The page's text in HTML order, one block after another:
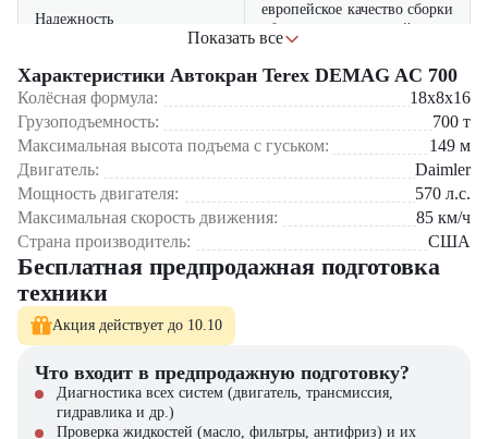
Надежность
европейское качество сборки
обеспечивают долгий срок
службы
Универсальность
используется в
строительстве, энергетике,
нефтегазовой отрасли и
промышленности
Компактность
при больших рабочих
характеристиках кран
сохраняет маневренность на
строительной площадке
Экономичность
Где применяется Terex DEMAG AC 700?
Показать все
Характеристики Автокран Terex DEMAG AC 700
Колёсная формула:
18x8x16
Грузоподъемность:
700 т
Максимальная высота подъема с гуськом:
149 м
Двигатель:
Daimler
Мощность двигателя:
570 л.с.
Максимальная скорость движения:
85 км/ч
Страна производитель:
США
Бесплатная предпродажная подготовка
техники
Акция действует до 10.10
Что входит в предпродажную подготовку?
Диагностика всех систем (двигатель, трансмиссия,
гидравлика и др.)
Проверка жидкостей (масло, фильтры, антифриз) и их